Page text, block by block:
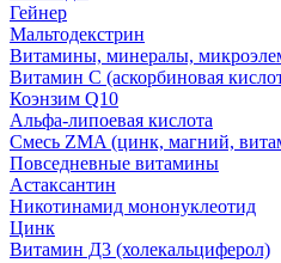
Гейнер
Мальтодекстрин
Витамины, минералы,
Витамин C (аскорбиновая
Коэнзим Q10
Альфа-липоевая кислота
Смесь ZMA (цинк, магний,
Повседневные витамины
Астаксантин
Никотинамид мононуклеотид
Цинк
Витамин Д3 (холекальциферол)